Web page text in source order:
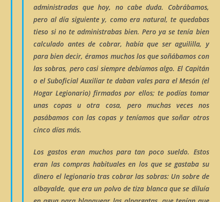
administradas que hoy, no cabe duda. Cobrábamos,
pero al día siguiente y, como era natural, te quedabas
tieso si no te administrabas bien. Pero ya se tenía bien
calculado antes de cobrar, había que seraguililla, y
para bien decir, éramos muchos los que soñábamos con
lassobras, pero casi siempre debíamos algo. El Capitán
o el Suboficial Auxiliar te daban vales para el Mesón (el
Hogar Legionario) firmados por ellos; te podías tomar
unas copas u otra cosa, pero muchas veces nos
pasábamos con las copas y teníamos que soñar otros
cinco días más.
Los gastos eran muchos para tan poco sueldo. Estos
eran las compras habituales en los que se gastaba su
dinero el legionario tras cobrar las sobras: Un sobre de
albayalde, que era un polvo de tiza blanca que se diluía